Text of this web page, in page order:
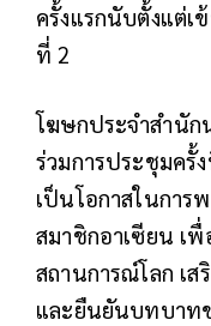
ครั้งแรกนับตั้งแต่เ
ที่ 2
โฆษกประจำสำนัก
ร่วมการประชุมครั้
เป็นโอกาสในกา
สมาชิกอาเซียน เ
สถานการณ์โลก เส
และยืนยันบทบาท